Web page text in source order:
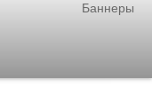
Баннеры